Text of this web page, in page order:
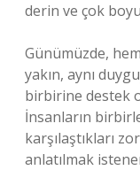
derin ve çok
Günümüzde,
yakın, aynı
birbirine destek
İnsanların
karşılaştıkları
anlatılmak